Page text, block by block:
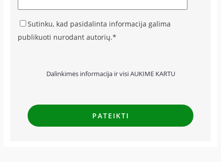
Sutinku, kad pasidalinta informacija galima
publikuoti nurodant autorių.*
Dalinkimės informacija ir visi AUKIME KARTU